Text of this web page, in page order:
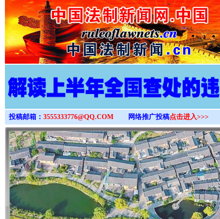
>
投稿邮箱： 3555333776@QQ.COM 网络推广投稿点击进入>>>